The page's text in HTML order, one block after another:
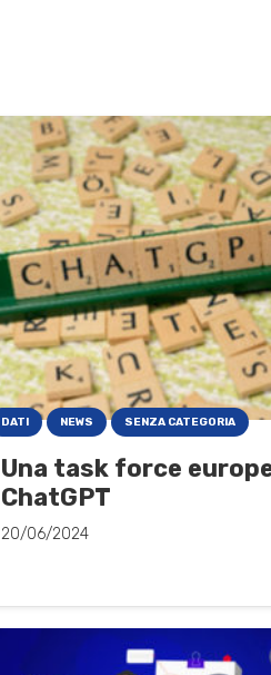
DATI NEWS SENZA CATEGORIA
Una task force
ChatGPT
20/06/2024